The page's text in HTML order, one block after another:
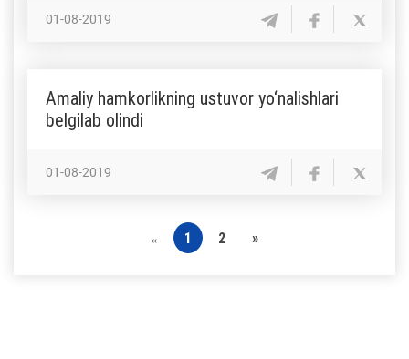
01-08-2019
Amaliy hamkorlikning ustuvor yo‘nalishlari
belgilab olindi
01-08-2019
« 1 2 »